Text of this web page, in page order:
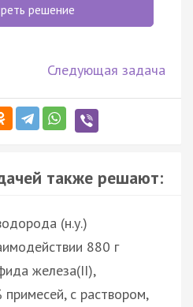
решение
Следующая задача
также решают:
(н.у.)
880 г
железа(II),
с раствором,